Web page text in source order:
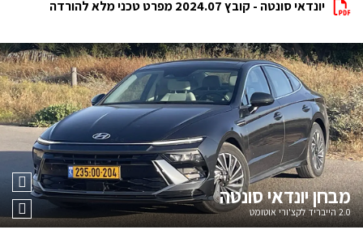
יונדאי סונטה - קובץ 2024.07 מפרט טכני מלא להורדה
מבחןיונדאי סונטה
2.0 הייבריד לקצ'ורי אוטומט